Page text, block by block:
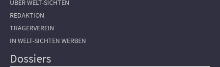
ÜBER WELT-SICHTEN
REDAKTION
TRÄGERVEREIN
IN WELT-SICHTEN WERBEN
Dossiers